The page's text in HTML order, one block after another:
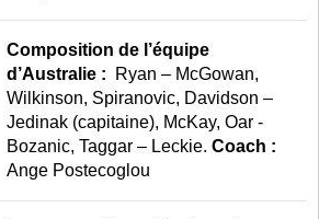
Composition de l’équipe
d’Australie : Ryan – McGowan,
Wilkinson, Spiranovic, Davidson –
Jedinak (capitaine), McKay, Oar -
Bozanic, Taggar – Leckie. Coach :
Ange Postecoglou